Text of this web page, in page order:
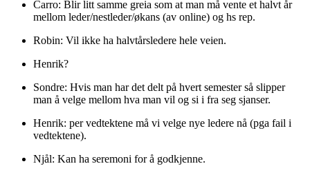
Carro: Blir litt samme greia som at man må vente et halvt år
mellom leder/nestleder/økans (av online) og hs rep.
Robin: Vil ikke ha halvtårsledere hele veien.
Henrik?
Sondre: Hvis man har det delt på hvert semester så slipper
man å velge mellom hva man vil og si i fra seg sjanser.
Henrik: per vedtektene må vi velge nye ledere nå (pga fail i
vedtektene).
Njål: Kan ha seremoni for å godkjenne.